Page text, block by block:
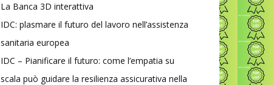
La Banca 3D interattiva
IDC: plasmare il futuro del lavoro nell’assistenza
sanitaria europea
IDC – Pianificare il futuro: come l’empatia su
scala può guidare la resilienza assicurativa nella